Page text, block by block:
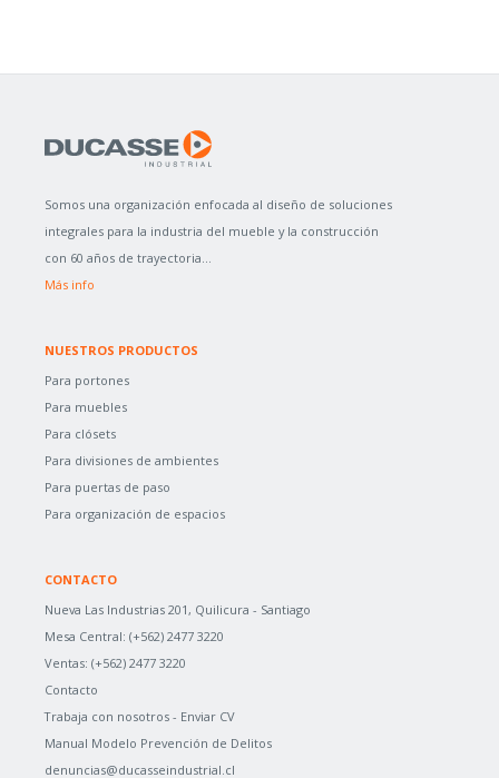
Somos una organización enfocada al diseño de soluciones
integrales para la industria del mueble y la construcción
con 60 años de trayectoria...
Más info
NUESTROS PRODUCTOS
Para portones
Para muebles
Para clósets
Para divisiones de ambientes
Para puertas de paso
Para organización de espacios
CONTACTO
Nueva Las Industrias 201, Quilicura - Santiago
Mesa Central: (+562) 2477 3220
Ventas: (+562) 2477 3220
Contacto
Trabaja con nosotros - Enviar CV
Manual Modelo Prevención de Delitos
denuncias@ducasseindustrial.cl